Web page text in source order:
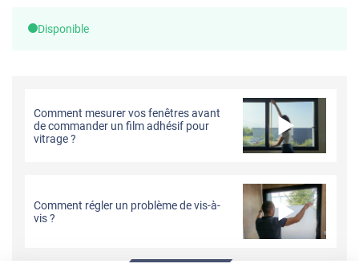
Disponible
Comment mesurer vos fenêtres avant
de commander un film adhésif pour
vitrage ?
Comment régler un problème de vis-à-
vis ?